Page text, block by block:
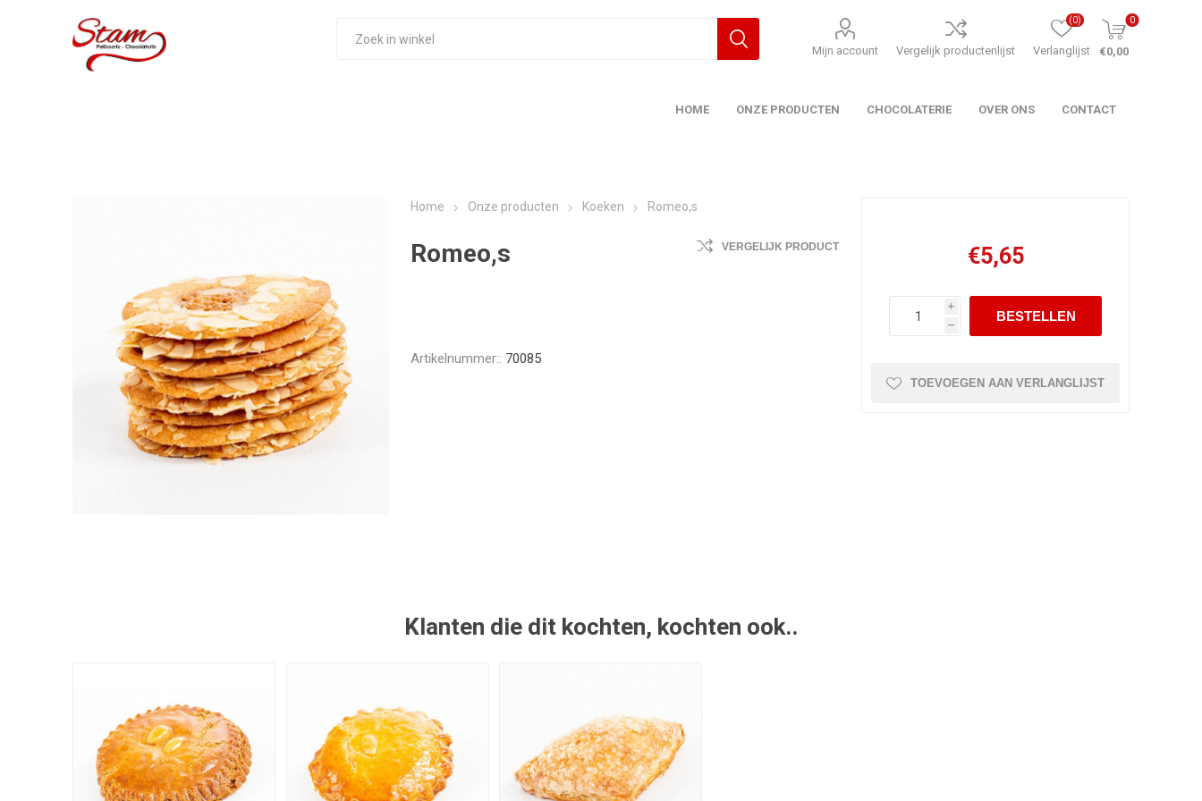
Mijn account Vergelijk productenlijst Verlanglijst
(0) 0
€0,00
HOME ONZE PRODUCTEN CHOCOLATERIE OVER ONS CONTACT
Home Onze producten Koeken Romeo,s
Romeo,s VERGELIJK PRODUCT
Artikelnummer:: 70085
€5,65
i
h
TOEVOEGEN AAN VERLANGLIJST
Klanten die dit kochten, kochten ook..